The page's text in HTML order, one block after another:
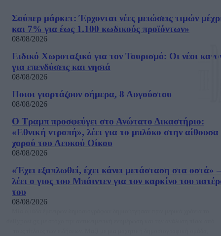
Σούπερ μάρκετ: Έρχονται νέες μειώσεις τιμών
και 7% για έως 1.100 κωδικούς προϊόντων»
08/08/2026
Ειδικό Χωροταξικό για τον Τουρισμό: Οι νέοι
για επενδύσεις και νησιά
08/08/2026
Ποιοι γιορτάζουν σήμερα, 8 Αυγούστου
08/08/2026
Ο Τραμπ προσφεύγει στο Ανώτατο Δικαστήριο:
«Εθνική ντροπή», λέει για το μπλόκο στην αίθουσα
χορού του Λευκού Οίκου
08/08/2026
«Έχει εξαπλωθεί, έχει κάνει μετάσταση στα οστά»
λέει ο γιος του Μπάιντεν για τον καρκίνο του
του
08/08/2026